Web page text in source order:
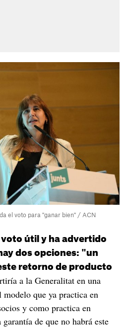
el voto para "ganar bien" / ACN
voto útil y ha advertido
dos opciones: "un
retorno de producto
a la Generalitat en una
que ya practica en
y como practica en
de que no habrá este